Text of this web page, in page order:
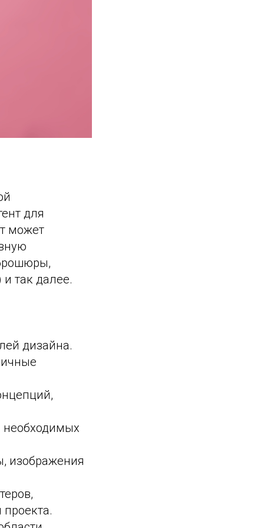
для
может
так далее.
дизайна.
необходимых
изображения